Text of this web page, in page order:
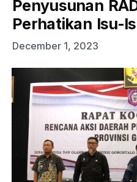
Penyusunan
Perhatikan Isu-
December 1, 2023